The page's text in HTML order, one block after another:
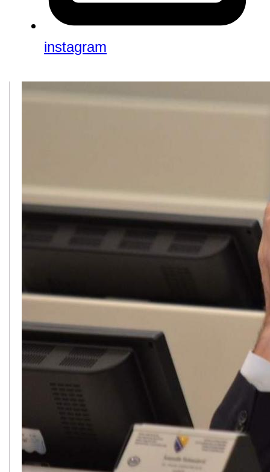
instagram